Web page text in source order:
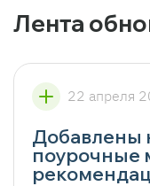
Лента
22 апреля
Добавлены
поурочные